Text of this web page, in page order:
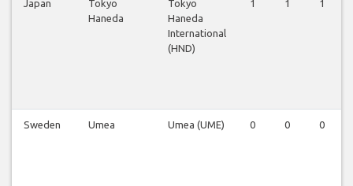
Japan
Tokyo
Haneda
Tokyo
Haneda
International
(HND)
1 1 1
Sweden Umea Umea (UME) 0 0 0